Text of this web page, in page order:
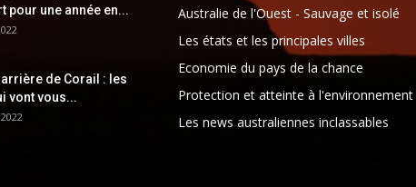
pour une année en...
de Corail : les
vont vous...
Australie de l'Ouest - Sauvage et isolé
Les états et les principales villes
Economie du pays de la chance
Protection et atteinte à l'environnement
Les news australiennes inclassables